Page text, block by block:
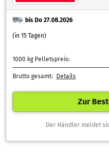
bis Do 27.08.2026
(in 15 Tagen)
1000 kg Pelletspreis:
Brutto gesamt: Details
Zur
Der Händler meldet